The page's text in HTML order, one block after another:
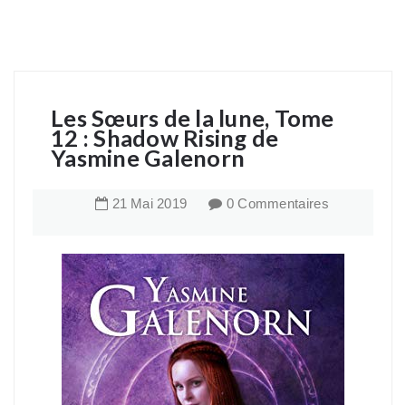
Les Sœurs de la lune, Tome
12 : Shadow Rising de
Yasmine Galenorn
21 Mai 2019 0 Commentaires